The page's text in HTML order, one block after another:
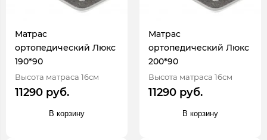
Матрас
ортопедический Люкс
190*90
Высота матраса 16см
11290 руб.
В корзину
Матрас
ортопедический Люкс
200*90
Высота матраса 16см
11290 руб.
В корзину